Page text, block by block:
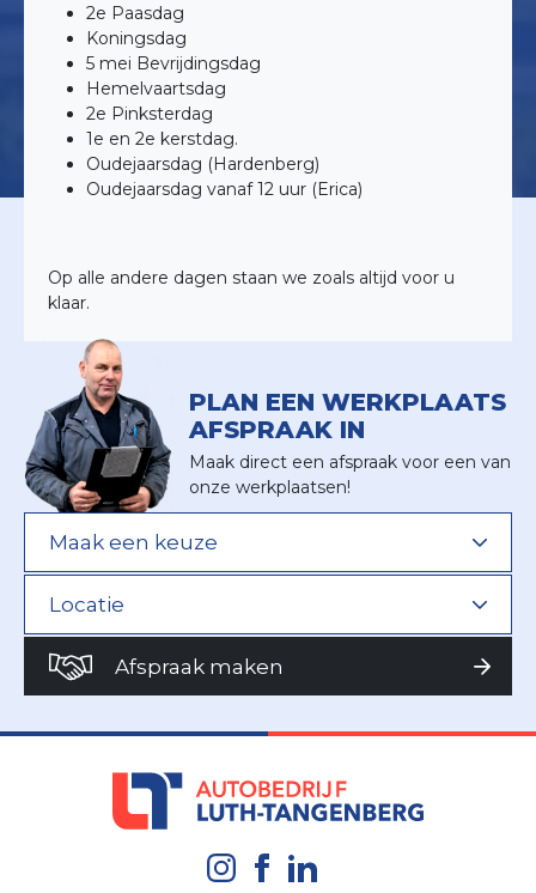
2e Paasdag
Koningsdag
5 mei Bevrijdingsdag
Hemelvaartsdag
2e Pinksterdag
1e en 2e kerstdag.
Oudejaarsdag (Hardenberg)
Oudejaarsdag vanaf 12 uur (Erica)
Op alle andere dagen staan we zoals altijd voor u
klaar.
PLAN EEN WERKPLAATS
AFSPRAAK IN
Maak direct een afspraak voor een van
onze werkplaatsen!
Afspraak maken